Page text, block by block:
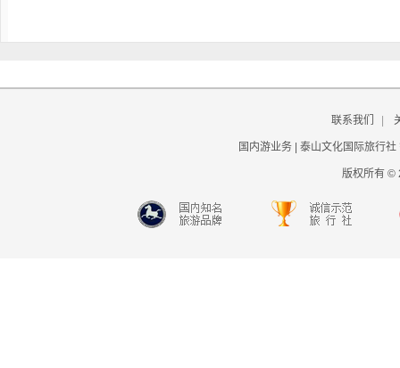
联系我们
国内游业务 | 泰山文化国际旅行社
版权所有 ©